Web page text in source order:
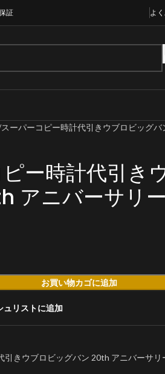
証 よ
スーパーコピー時計代引きウブロビッグ
ー時計代引き
アニバーサリー
お買い物カゴに追加
ュリストに追加
引きウブロビッグバン 20th アニバーサリ